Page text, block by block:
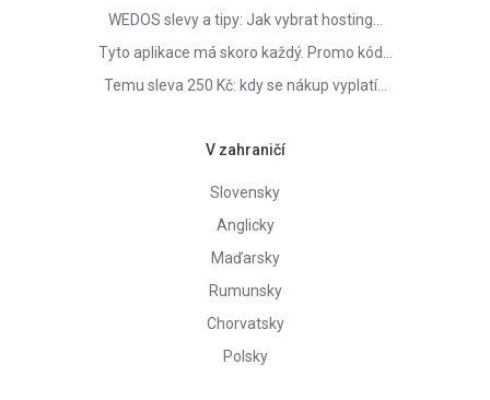
WEDOS slevy a tipy: Jak vybrat hosting…
Tyto aplikace má skoro každý. Promo kód…
Temu sleva 250 Kč: kdy se nákup vyplatí…
V zahraničí
Slovensky
Anglicky
Maďarsky
Rumunsky
Chorvatsky
Polsky